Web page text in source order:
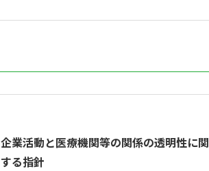
企業活動と医療機関等の関係の透明性に関
する指針